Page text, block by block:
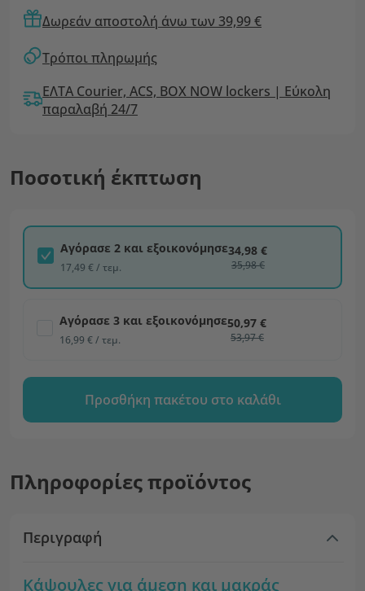
Δωρεάν αποστολή άνω των 39,99 €
Τρόποι πληρωμής
ΕΛΤΑ Courier, ACS, BOX NOW lockers | Εύκολη
παραλαβή 24/7
Ποσοτική έκπτωση
Αγόρασε 2 και εξοικονόμησε
17,49 € / τεμ.
34,98 €
35,98 €
Αγόρασε 3 και εξοικονόμησε
16,99 € / τεμ.
50,97 €
53,97 €
Προσθήκη πακέτου στο καλάθι
Πληροφορίες προϊόντος
Περιγραφή
Κάψουλες για άμεση και μακράς